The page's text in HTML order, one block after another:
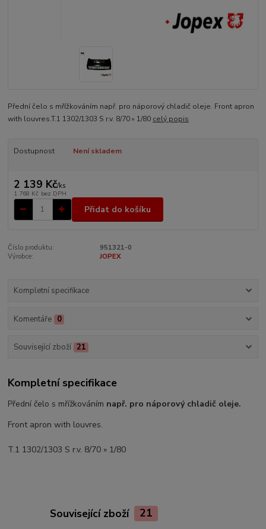
Přední čelo s mřížkováním např. pro náporový chladič oleje. Front apron
with louvres.T.1 1302/1303 S r.v. 8/70 » 1/80 celý popis
Dostupnost Není skladem
2 139 Kč/ks
1 768 Kč bez DPH
Přidat do košíku
Číslo produktu:
951321-0
Výrobce:
JOPEX
Kompletní specifikace
Komentáře 0
Související zboží 21
Kompletní specifikace
Přední čelo s mřížkováním např. pro náporový chladič oleje.
Front apron with louvres.
T.1 1302/1303 S r.v. 8/70 » 1/80
Související zboží 21